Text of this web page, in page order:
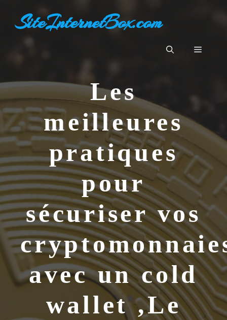
contenuSiteInternetBox.com
Menu
Les
meilleures
pratiques
pour
sécuriser vos
avec un cold
wallet ,Le